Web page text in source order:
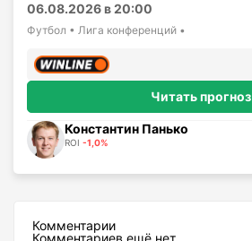
06.08.2026 в 20:00
Футбол • Лига конференций •
Читать прогноз
Константин Панько
ROI -1,0%
Комментарии
Комментариев ещё нет.